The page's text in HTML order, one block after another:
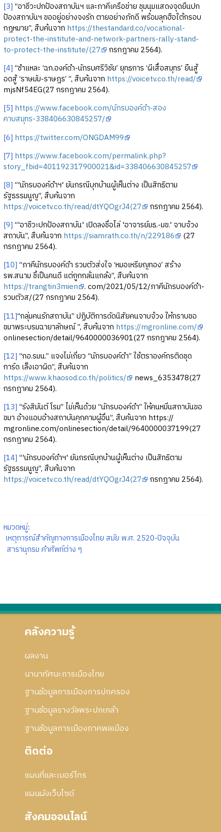
[3] “อาชีวะปกป้องสถาบันฯ และภาคีเครือข่าย ชุมนุมแสดงจุดยืนปก
ป้องสถาบันฯ ขออยู่อย่างจงรัก ตายอย่างภักดี พร้อมลุกฮือใต้กรอบ
กฎหมาย”, สืบค้นจาก https://thestandard.co/vocational-
protect-the-institute-and-network-partners-rally-stand-
to-protect-the-institute/(27
กรกฎาคม 2564).
[4] “ชำแหละ ‘ฉก.องค์ดำ-นักรบศรีวิชัย’ ยุทธการ ‘ผีเสื้อสมุทร’ ยืนสู้
อดสู้ ‘ราษมัม-ราษฎร’ ”, สืบค้นจาก https://voicetv.co.th/read/
mjsNf54EG(27 กรกฎาคม 2564).
[5] https://www.facebook.com/นักรบองค์ดำ-สอง
คาบสมุทร-338406630845257/
[6] https://twitter.com/ONGDAM99
[7] https://www.facebook.com/permalink.php?
story_fbid=401192317900021&id=338406630845257
[8] “'นักรบองค์ดำฯ' ยันกรณีบุกบ้านผู้เห็นต่าง เป็นสิทธิตาม
รัฐธรรมนูญ”, สืบค้นจาก
https://voicetv.co.th/read/dtYQOgrJ4(27
กรกฎาคม 2564).
[9] “'อาชีวะปกป้องสถาบัน' เปิดลงชื่อไล่ 'อาจารย์มธ.-มข.' จาบจ้วง
สถาบัน”, สืบค้นจาก https://siamrath.co.th/n/229186
(27
กรกฎาคม 2564).
[10] “ภาคีนักรบองค์ดำ รวมตัวส่งใจ ‘หมอเหรียญทอง’ สร้าง
รพ.สนาม ชี้เป็นคนดี แต่ถูกกลั่นแกล้ง”, สืบค้นจาก
https://trangtin3mien . com/2021/05/12/ภาคีนักรบองค์ดำ-
รวมตัวส/(27 กรกฎาคม 2564).
[11]“กลุ่มคนรักสถาบัน” ปฏิบัติการดัดนิสัยคนจาบจ้วง ให้กราบขอ
ขมาพระบรมฉายาลักษณ์ ”, สืบค้นจาก https://mgronline.com/
onlinesection/detail/9640000036901(27 กรกฎาคม 2564).
[12] “กอ.รมน.” แจงไม่เกี่ยว “นักรบองค์ดำ” ใช้ตราองค์กรติดชุด
การ์ด เล็งเอาผิด”, สืบค้นจาก
https://www.khaosod.co.th/politics/
news_6353478(27
กรกฎาคม 2564).
[13] “รังสิมันต์ โรม” ไม่เห็นด้วย “นักรบองค์ดำ” ให้คนหมิ่นสถาบันขอ
ขมา อ้างแอบอ้างสถาบันคุกคามผู้อื่น”, สืบค้นจาก https://
mgronline.com/onlinesection/detail/9640000037199(27
กรกฎาคม 2564).
[14] “'นักรบองค์ดำฯ' ยันกรณีบุกบ้านผู้เห็นต่าง เป็นสิทธิตาม
รัฐธรรมนูญ”, สืบค้นจาก
https://voicetv.co.th/read/dtYQOgrJ4(27
กรกฎาคม 2564).
หมวดหมู่:
เหตุการณ์สำคัญทางการเมืองไทย สมัย พ.ศ. 2520-ปัจจุบัน
สารานุกรม คำศัพท์ต่าง ๆ
คลังความรู้
ผลงาน
นานาทัศนะการเมืองไทย
ฐานข้อมูลการเมืองการปกครอง
ฐานข้อมูลรางวัลพระปกเกล้า
ฐานข้อมูลการเมืองภาคพลเมือง
ติดต่อ
แผนที่และเบอร์โทร
แผนผังเว็บไซด์
สังคมออนไลน์